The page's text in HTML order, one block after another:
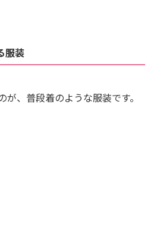
服装
、普段着のような服装です。